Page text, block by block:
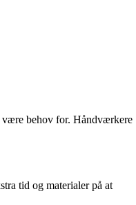
være behov for. Håndværkere
tid og materialer på at